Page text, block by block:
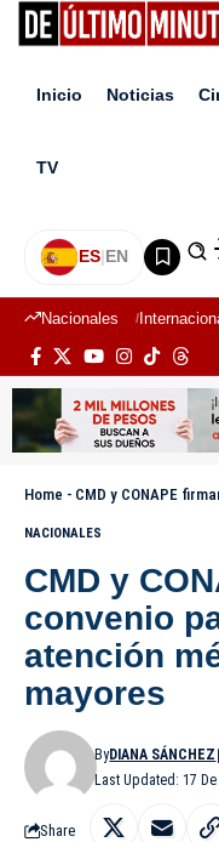
Inicio Noticias
TV
ES|EN
Nacionales
Home - CMD y CONAPE firman
NACIONALES
CMD y
convenio
atención
mayores
Last Updated: 17
ByDIANA SÁNCHEZ
Share